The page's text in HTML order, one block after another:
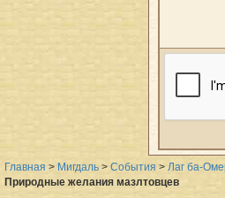
Главная > Мигдаль > События > Лаг ба-
Природные желания мазлтовцев